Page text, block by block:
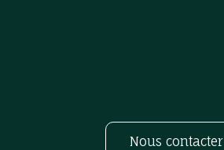
Nous contacter